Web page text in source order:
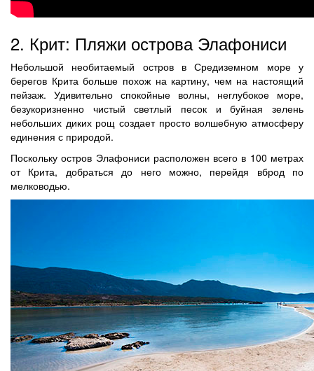
2. Крит: Пляжи острова Элафониси
Небольшой необитаемый остров в Средиземном море у
берегов Крита больше похож на картину, чем на настоящий
пейзаж. Удивительно спокойные волны, неглубокое море,
безукоризненно чистый светлый песок и буйная зелень
небольших диких рощ создает просто волшебную атмосферу
единения с природой.
Поскольку остров Элафониси расположен всего в 100 метрах
от Крита, добраться до него можно, перейдя вброд по
мелководью.